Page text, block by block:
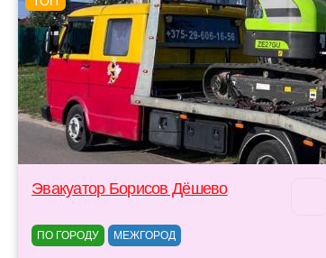
Эвакуатор Борисов Дёшево
ПО ГОРОДУ МЕЖГОРОД